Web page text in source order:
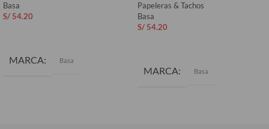
Basa
S/ 54.20
MARCA Basa
Papeleras & Tachos
Basa
S/ 54.20
MARCA Basa